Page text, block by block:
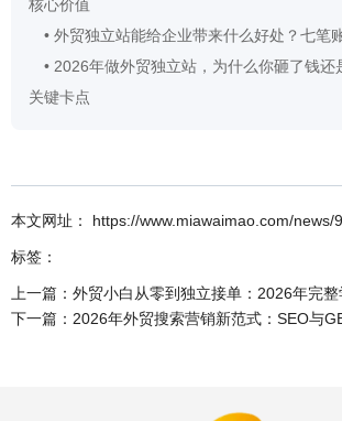
核心价值
• 外贸独立站能给企业带来什么好处？七笔
• 2026年做外贸独立站，为什么你砸了钱
关键卡点
本文网址： https://www.miawaimao.com/news/
标签：
上一篇： 外贸小白从零到独立接单：2026年完
下一篇： 2026年外贸搜索营销新范式：SEO与